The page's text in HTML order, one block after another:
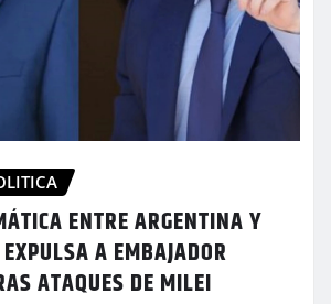
ENTRE ARGENTINA Y
A EMBAJADOR
ATAQUES DE MILEI